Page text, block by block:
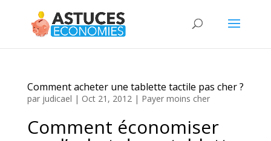
Comment acheter une tablette tactile pas cher ?
par judicael | Oct 21, 2012| Payer moins cher
Comment économiser